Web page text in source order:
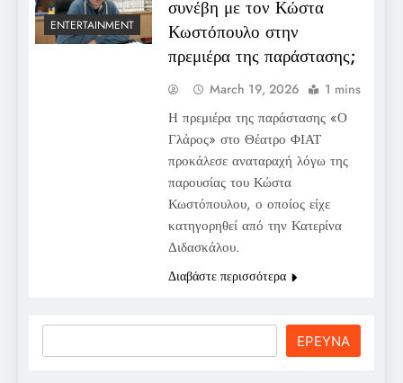
ENTERTAINMENT
συνέβη με τον Κώστα
Κωστόπουλο στην
πρεμιέρα της παράστασης;
March 19, 2026 1 mins
Η πρεμιέρα της παράστασης «Ο
Γλάρος» στο Θέατρο ΦΙΑΤ
προκάλεσε αναταραχή λόγω της
παρουσίας του Κώστα
Κωστόπουλου, ο οποίος είχε
κατηγορηθεί από την Κατερίνα
Διδασκάλου.
Διαβάστε περισσότερα
ΕΡΕΥΝΑ